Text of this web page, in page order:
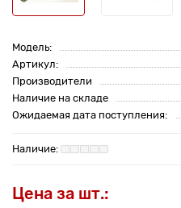
Модель:
Артикул:
Производители
Наличие на складе
Ожидаемая дата поступления:
Цена за шт.: